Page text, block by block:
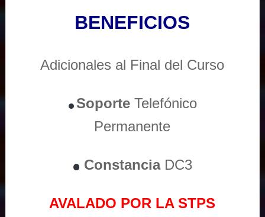
BENEFICIOS
Adicionales al Final del Curso
Soporte Telefónico
Permanente
ConstanciaDC3
AVALADO POR LA STPS